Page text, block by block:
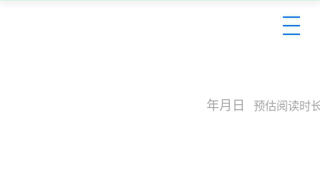
2024年9月12日 预估阅读时